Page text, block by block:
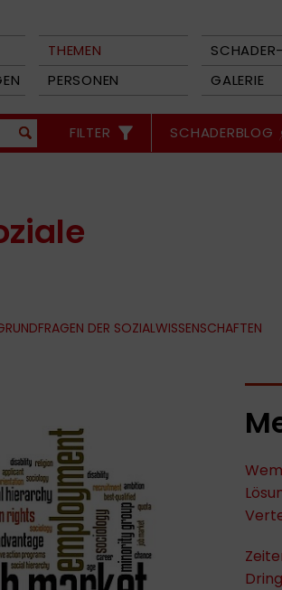
THEMEN
PERSONEN GALERIE
FILTER SCHADERBLOG
DER SOZIALWISSENSCHAFTEN